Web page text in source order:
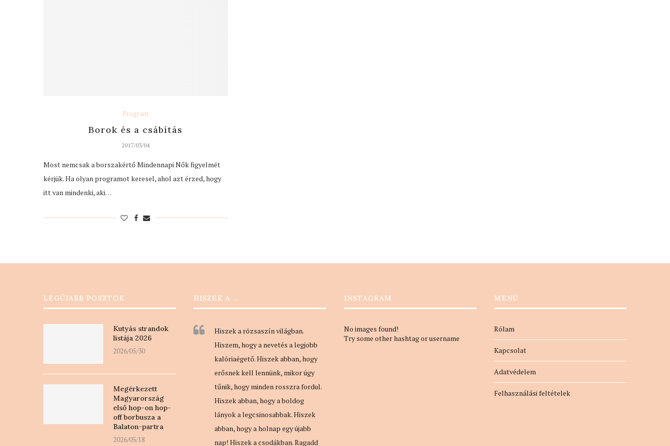
Program
Borok és a csábítás
2017/03/04
Most nemcsak a borszakértő Mindennapi Nők figyelmét
kérjük. Ha olyan programot keresel, ahol azt érzed, hogy
itt van mindenki, aki…
LEGÚJABB POSZTOK
Kutyás strandok
listája 2026
2026/05/30
Megérkezett
Magyarország
első hop-on hop-
off borbusza a
Balaton-partra
2026/05/18
HISZEK A …
Hiszek a rózsaszín világban.
Hiszem, hogy a nevetés a legjobb
kalóriaégető. Hiszek abban, hogy
erősnek kell lennünk, mikor úgy
tűnik, hogy minden rosszra fordul.
Hiszek abban, hogy a boldog
lányok a legcsinosabbak. Hiszek
abban, hogy a holnap egy újabb
nap! Hiszek a csodákban. Ragadd
INSTAGRAM
No images found!
Try some other hashtag or username
MENÜ
Rólam
Kapcsolat
Adatvédelem
Felhasználási feltételek